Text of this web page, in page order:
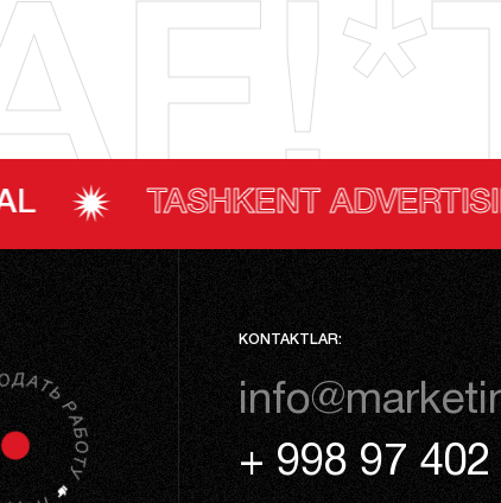
ADVERTISING
KONTAKTLAR:
+ 998 97 402